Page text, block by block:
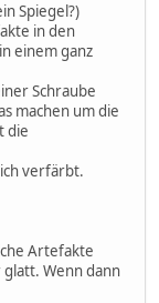
Spiegel?)
in den
einem ganz
Schraube
machen um die
die
verfärbt.
Artefakte
Wenn dann